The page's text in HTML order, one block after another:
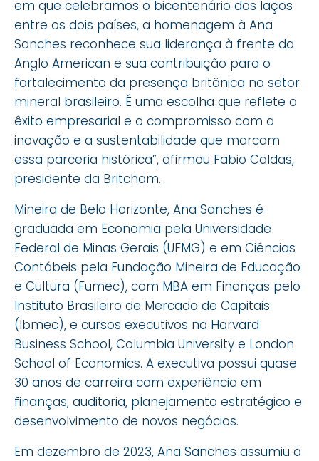
em que celebramos o bicentenário dos laços
entre os dois países, a homenagem à Ana
Sanches reconhece sua liderança à frente da
Anglo American e sua contribuição para o
fortalecimento da presença britânica no setor
mineral brasileiro. É uma escolha que reflete o
êxito empresarial e o compromisso com a
inovação e a sustentabilidade que marcam
essa parceria histórica”, afirmou Fabio Caldas,
presidente da Britcham.
Mineira de Belo Horizonte, Ana Sanches é
graduada em Economia pela Universidade
Federal de Minas Gerais (UFMG) e em Ciências
Contábeis pela Fundação Mineira de Educação
e Cultura (Fumec), com MBA em Finanças pelo
Instituto Brasileiro de Mercado de Capitais
(Ibmec), e cursos executivos na Harvard
Business School, Columbia University e London
School of Economics. A executiva possui quase
30 anos de carreira com experiência em
finanças, auditoria, planejamento estratégico e
desenvolvimento de novos negócios.
Em dezembro de 2023, Ana Sanches assumiu a